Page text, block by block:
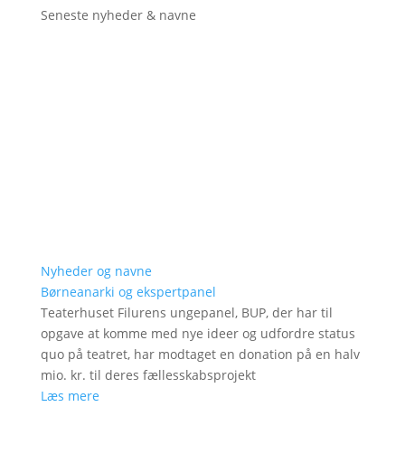
Seneste nyheder & navne
Nyheder og navne
Børneanarki og ekspertpanel
Teaterhuset Filurens ungepanel, BUP, der har til
opgave at komme med nye ideer og udfordre status
quo på teatret, har modtaget en donation på en halv
mio. kr. til deres fællesskabsprojekt
Læs mere